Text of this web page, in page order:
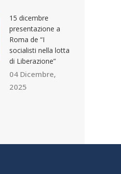
15 dicembre
presentazione a
Roma de “I
socialisti nella lotta
di Liberazione”
04 Dicembre,
2025